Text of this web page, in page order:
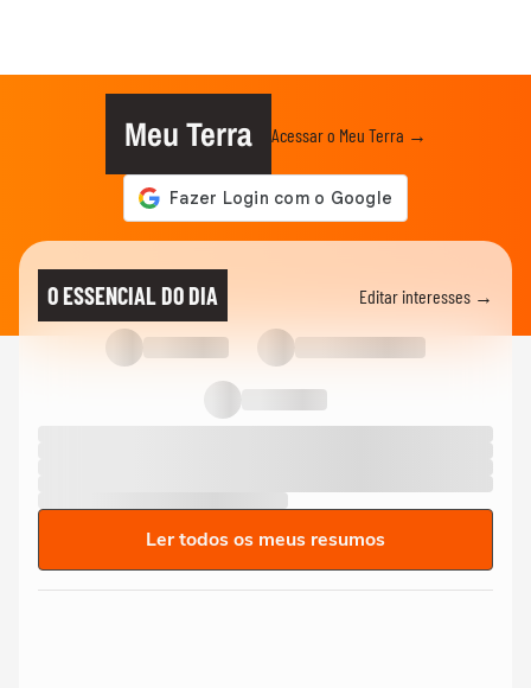
Meu Terra Acessar o Meu Terra →
O ESSENCIAL DO DIA Editar interesses →
Ler todos os meus resumos